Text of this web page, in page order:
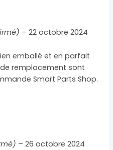
– 22 octobre 2024
emballé et en parfait
remplacement sont
Smart Parts Shop.
– 26 octobre 2024